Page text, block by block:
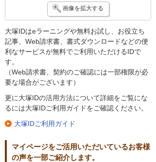
画像を拡大する
大塚IDはeラーニングや無料お試し、お役立ち
記事、Web請求書、書式ダウンロードなどの便
利なサービスが無料でご利用いただけるIDで
す。
（Web請求書、契約のご確認には一部権限が必
要な場合がございます）
更に大塚IDの活用方法について詳細をご覧にな
るには大塚IDご利用ガイドをご確認ください。
大塚IDご利用ガイド
マイページをご活用いただいているお客様
の声を一部ご紹介します。